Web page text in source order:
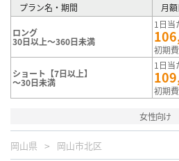
プラン名・期間 月
ロング
30日以上～360日未満
1日当
初期
ショート【7日以上】
～30日未満
1日当
初期
女性向け
岡山県 岡山市北区